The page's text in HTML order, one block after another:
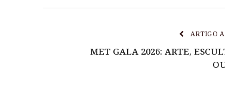
ARTIGO
MET GALA 2026: ARTE,